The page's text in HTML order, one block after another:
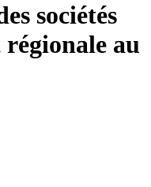
sociétés
régionale au